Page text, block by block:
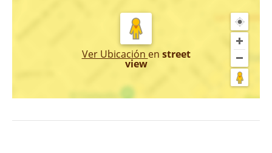
Ver Ubicación en street
view